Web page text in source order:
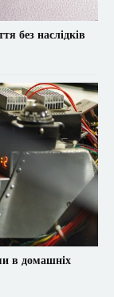
без наслідків
в домашніх